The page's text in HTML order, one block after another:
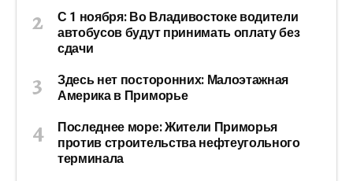
С 1 ноября: Во Владивостоке водители
автобусов будут принимать оплату без
сдачи
Здесь нет посторонних: Малоэтажная
Америка в Приморье
Последнее море: Жители Приморья
против строительства нефтеугольного
терминала